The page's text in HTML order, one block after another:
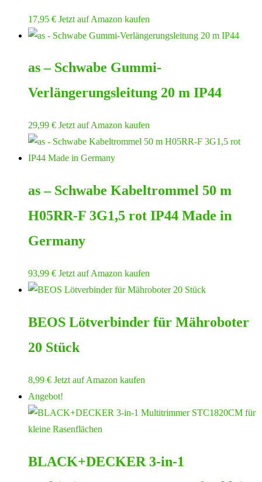
17,95 € Jetzt auf Amazon kaufen
as – Schwabe Gummi-
Verlängerungsleitung 20 m IP44
29,99 € Jetzt auf Amazon kaufen
as – Schwabe Kabeltrommel 50 m
H05RR-F 3G1,5 rot IP44 Made in
Germany
93,99 € Jetzt auf Amazon kaufen
BEOS Lötverbinder für Mähroboter
20 Stück
8,99 € Jetzt auf Amazon kaufen
Angebot!
BLACK+DECKER 3-in-1